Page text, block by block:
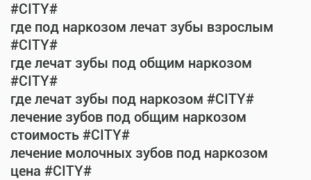
#CITY#
где под наркозом лечат зубы взрослым
#CITY#
где лечат зубы под общим наркозом
#CITY#
где лечат зубы под наркозом #CITY#
лечение зубов под общим наркозом
стоимость #CITY#
лечение молочных зубов под наркозом
цена #CITY#